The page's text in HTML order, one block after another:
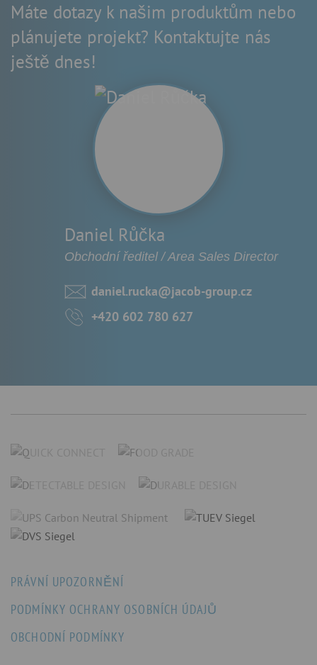
Máte dotazy k našim produktům nebo
plánujete projekt? Kontaktujte nás
ještě dnes!
Daniel Růčka
Obchodní ředitel / Area Sales Director
daniel.rucka@jacob-group.cz
+420 602 780 627
PRÁVNÍ UPOZORNĚNÍ
PODMÍNKY OCHRANY OSOBNÍCH ÚDAJŮ
OBCHODNÍ PODMÍNKY